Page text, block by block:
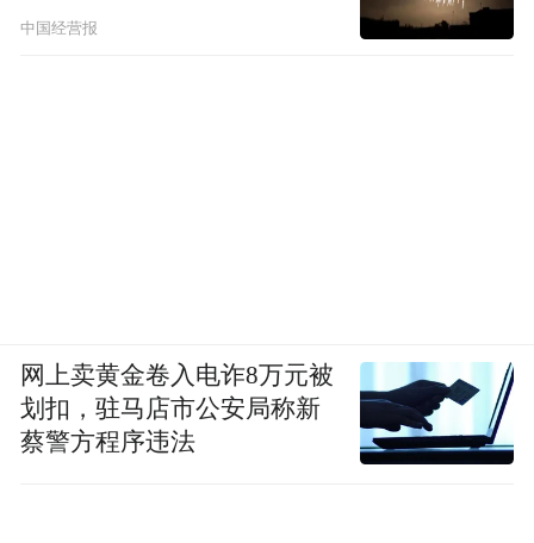
中国经营报
网上卖黄金卷入电诈8万元被
划扣，驻马店市公安局称新
蔡警方程序违法